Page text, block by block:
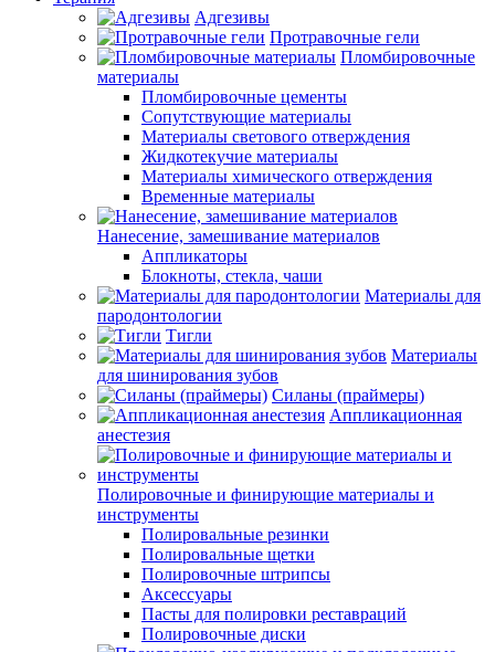
Адгезивы
Протравочные гели
Пломбировочные
материалы
Пломбировочные цементы
Сопутствующие материалы
Материалы светового отверждения
Жидкотекучие материалы
Материалы химического отверждения
Временные материалы
Нанесение, замешивание материалов
Аппликаторы
Блокноты, стекла, чаши
Материалы для
пародонтологии
Тигли
Материалы
для шинирования зубов
Силаны (праймеры)
Аппликационная
анестезия
Полировочные и финирующие материалы и
инструменты
Полировальные резинки
Полировальные щетки
Полировочные штрипсы
Аксессуары
Пасты для полировки реставраций
Полировочные диски